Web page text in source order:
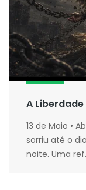
A
13 de Maio •
sorriu até o
noite. Uma